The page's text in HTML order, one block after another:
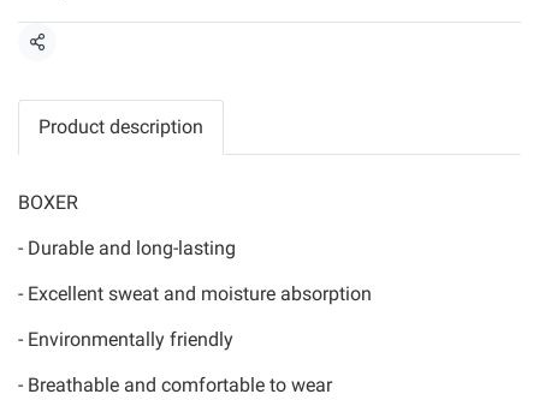
Share
Product description
BOXER
- Durable and long-lasting
- Excellent sweat and moisture absorption
- Environmentally friendly
- Breathable and comfortable to wear